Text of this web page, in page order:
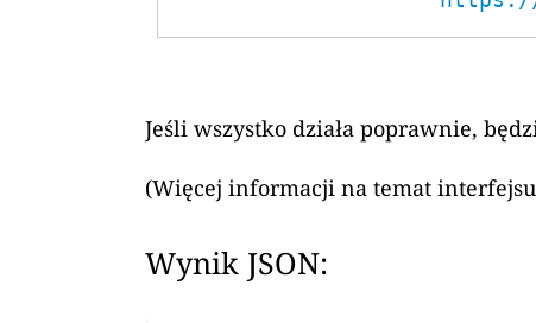
Jeśli wszystko działa poprawnie,
(Więcej informacji na temat
Wynik JSON: